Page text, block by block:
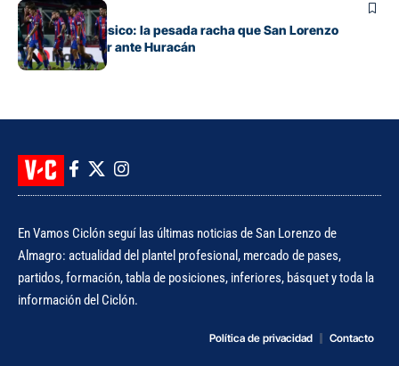
Fútbol
Otra vez un clásico: la pesada racha que San Lorenzo
intentará cortar ante Huracán
En Vamos Ciclón seguí las últimas noticias de San Lorenzo de
Almagro: actualidad del plantel profesional, mercado de pases,
partidos, formación, tabla de posiciones, inferiores, básquet y toda la
información del Ciclón.
Política de privacidad Contacto